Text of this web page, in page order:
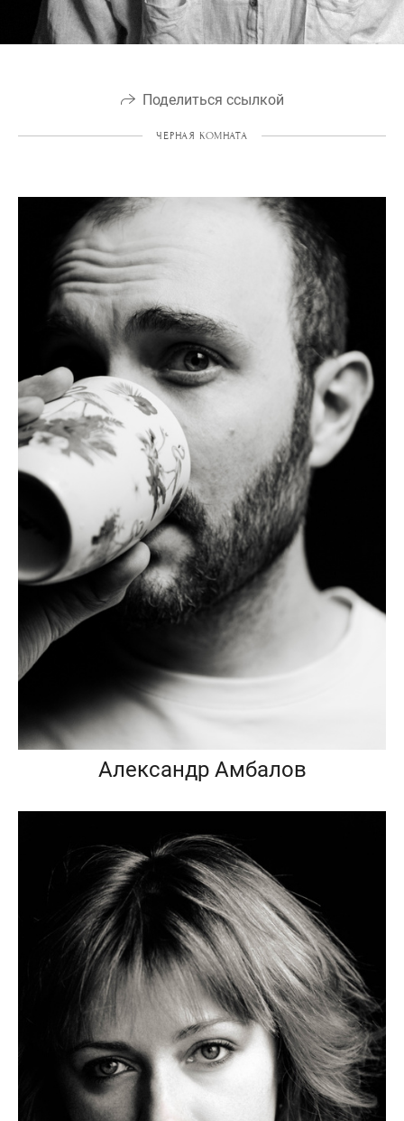
Поделиться ссылкой
ЧЕРНАЯ КОМНАТА
Александр Амбалов